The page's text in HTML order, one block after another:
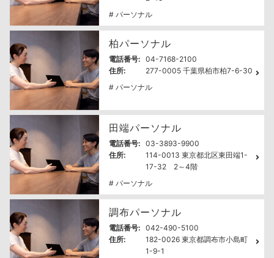
# パーソナル
柏パーソナル
電話番号: 04-7168-2100
住所:
277-0005 千葉県柏市柏7-6-30
# パーソナル
田端パーソナル
電話番号: 03-3893-9900
住所:
114-0013 東京都北区東田端1-
17-32 2～4階
# パーソナル
調布パーソナル
電話番号: 042-490-5100
住所:
182-0026 東京都調布市小島町
1-9-1